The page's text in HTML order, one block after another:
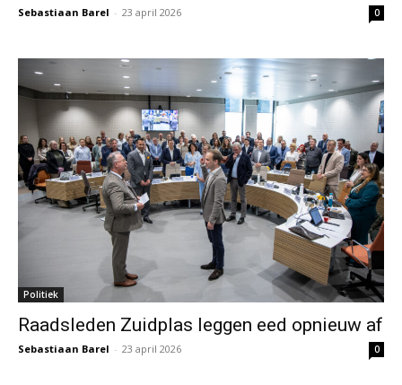
Sebastiaan Barel - 23 april 2026 0
Politiek
Raadsleden Zuidplas leggen eed opnieuw af
Sebastiaan Barel - 23 april 2026 0